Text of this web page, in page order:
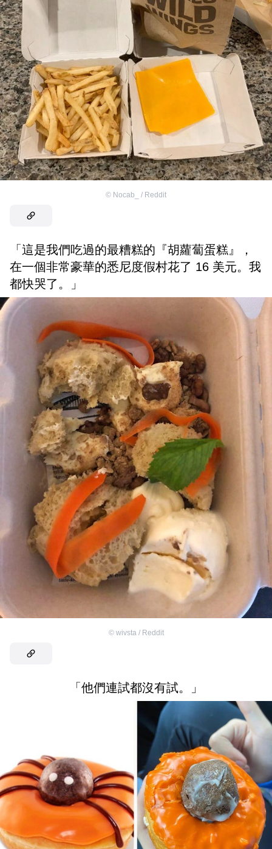
© Nocab_ / Reddit
「這是我們吃過的最糟糕的『胡蘿蔔蛋糕』，
在一個非常豪華的悉尼度假村花了 16 美元。我
都快哭了。」
© wivsta / Reddit
「他們連試都沒有試。」